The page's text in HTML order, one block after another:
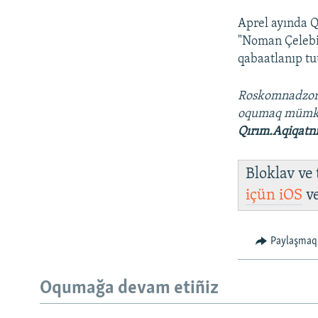
Aprel ayında
"Noman
qabaatlanıp
oqumaq
Bloklav ve
içüniOS
Paylaşmaq
Oqumağa devam etiñiz